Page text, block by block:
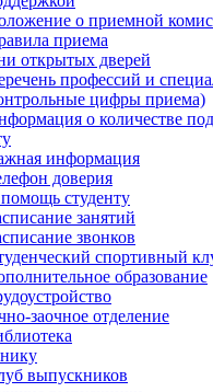
о приемной
приема
открытых дверей
профессий и
цифры приема)
о количестве
информация
доверия
студенту
занятий
звонков
спортивный
образование
заочное отделение
выпускников